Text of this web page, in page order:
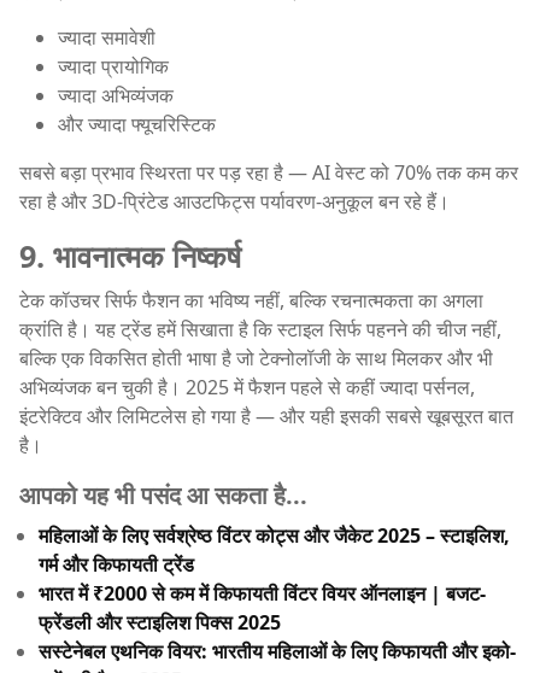
ज्यादा समावेशी
ज्यादा प्रायोगिक
ज्यादा अभिव्यंजक
और ज्यादा फ्यूचरिस्टिक
सबसे बड़ा प्रभाव स्थिरता पर पड़ रहा है — AI वेस्ट को 70% तक कम कर
रहा है और 3D-प्रिंटेड आउटफिट्स पर्यावरण-अनुकूल बन रहे हैं।
9. भावनात्मक निष्कर्ष
टेक कॉउचर सिर्फ फैशन का भविष्य नहीं, बल्कि रचनात्मकता का अगला
क्रांति है। यह ट्रेंड हमें सिखाता है कि स्टाइल सिर्फ पहनने की चीज नहीं,
बल्कि एक विकसित होती भाषा है जो टेक्नोलॉजी के साथ मिलकर और भी
अभिव्यंजक बन चुकी है। 2025 में फैशन पहले से कहीं ज्यादा पर्सनल,
इंटरेक्टिव और लिमिटलेस हो गया है — और यही इसकी सबसे खूबसूरत बात
है।
आपको यह भी पसंद आ सकता है...
महिलाओं के लिए सर्वश्रेष्ठ विंटर कोट्स और जैकेट 2025 – स्टाइलिश,
गर्म और किफायती ट्रेंड
भारत में ₹2000 से कम में किफायती विंटर वियर ऑनलाइन | बजट-
फ्रेंडली और स्टाइलिश पिक्स 2025
सस्टेनेबल एथनिक वियर: भारतीय महिलाओं के लिए किफायती और इको-